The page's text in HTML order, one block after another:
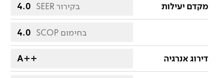
מקדם יעילות 4.0 SEER בקירור
4.0 SCOP בחימום
דירוג אנרגיה A++